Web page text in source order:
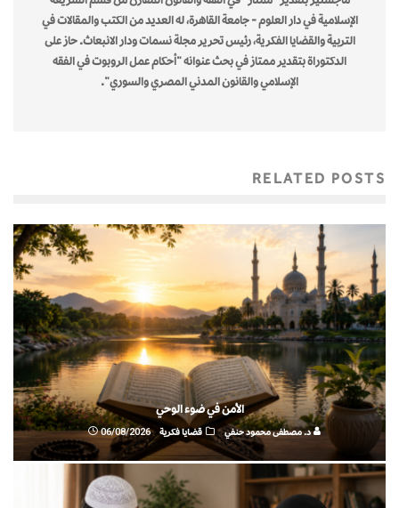
الإسلامية في دار العلوم - جامعة القاهرة، له العديد من الكتب والمقالات في
التربية والقضايا الفكرية، رئيس تحرير مجلة نسمات ودار الانبعاث. حاز على
الدكتوراة بتقدير ممتاز في بحث عنوانه "أحكام عمل الروبوت في الفقه
الإسلامي والقانون المدني المصري والسوري".
RELATED POSTS
الأمن في ضوء الوحي
د. مصطفى محمود حنفي قضايا فكرية 06/08/2026